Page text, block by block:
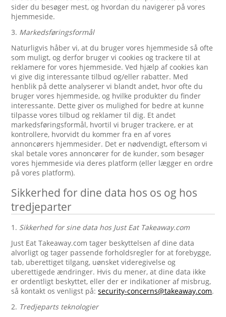
sider du besøger mest, og hvordan du navigerer på vores
hjemmeside.
3. Markedsføringsformål
Naturligvis håber vi, at du bruger vores hjemmeside så ofte
som muligt, og derfor bruger vi cookies og trackere til at
reklamere for vores hjemmeside. Ved hjælp af cookies kan
vi give dig interessante tilbud og/eller rabatter. Med
henblik på dette analyserer vi blandt andet, hvor ofte du
bruger vores hjemmeside, og hvilke produkter du finder
interessante. Dette giver os mulighed for bedre at kunne
tilpasse vores tilbud og reklamer til dig. Et andet
markedsføringsformål, hvortil vi bruger trackere, er at
kontrollere, hvorvidt du kommer fra en af vores
annoncørers hjemmesider. Det er nødvendigt, eftersom vi
skal betale vores annoncører for de kunder, som besøger
vores hjemmeside via deres platform (eller lægger en ordre
på vores platform).
Sikkerhed for dine data hos os og hos
tredjeparter
1. Sikkerhed for sine data hos Just Eat Takeaway.com
Just Eat Takeaway.com tager beskyttelsen af dine data
alvorligt og tager passende forholdsregler for at forebygge,
tab, uberettiget tilgang, uønsket videregivelse og
uberettigede ændringer. Hvis du mener, at dine data ikke
er ordentligt beskyttet, eller der er indikationer af misbrug,
så kontakt os venligst på:security-concerns@takeaway.com.
2. Tredjeparts teknologier